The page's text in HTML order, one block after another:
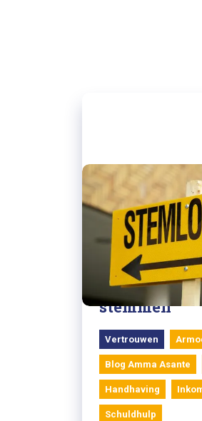
15/03/2022
Blog Amma
stemmen
Vertrouwen
Blog Amma Asante
Handhaving
Schuldhulp